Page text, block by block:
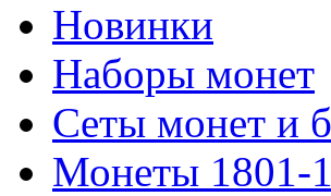
Новинки
Наборы монет
Сеты монет и
Монеты 1801-